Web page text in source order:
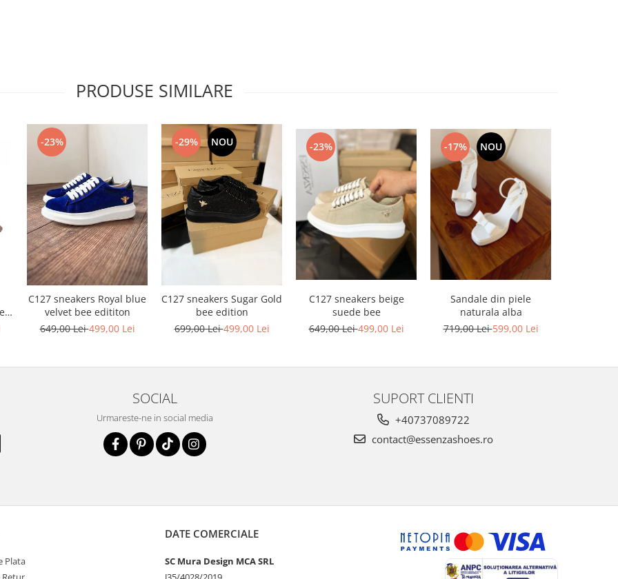
PRODUSE SIMILARE
-23%
C127 sneakers Royal blue
velvet bee edititon
649,00 Lei499,00 Lei
-29% NOU
C127 sneakers Sugar Gold
bee edition
699,00 Lei499,00 Lei
-23%
C127 sneakers beige
suede bee
649,00 Lei499,00 Lei
-17% NOU
Sandale din piele
naturala alba
719,00 Lei599,00 Lei
SOCIAL
Urmareste-ne in social media
SUPORT CLIENTI
+40737089722
contact@essenzashoes.ro
Plata
DATE COMERCIALE
SC Mura Design MCA SRL